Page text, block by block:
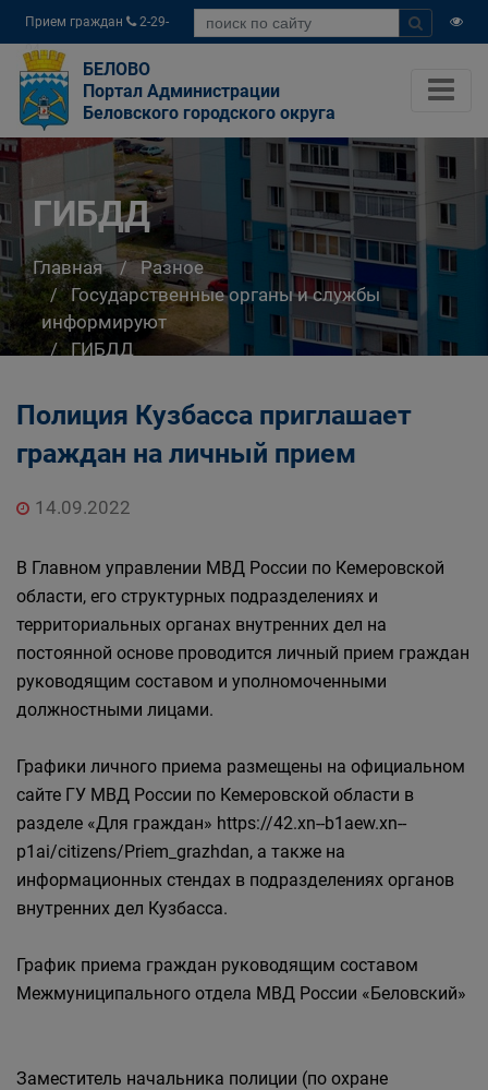
Прием граждан
2-29-
04
БЕЛОВО
Портал Администрации
Беловского городского округа
ГИБДД
Главная
Разное
Государственные органы и службы
информируют
ГИБДД
Полиция Кузбасса приглашает
граждан на личный прием
14.09.2022
В Главном управлении МВД России по Кемеровской
области, его структурных подразделениях и
территориальных органах внутренних дел на
постоянной основе проводится личный прием граждан
руководящим составом и уполномоченными
должностными лицами.
Графики личного приема размещены на официальном
сайте ГУ МВД России по Кемеровской области в
разделе «Для граждан» https://42.xn--b1aew.xn--
p1ai/citizens/Priem_grazhdan, а также на
информационных стендах в подразделениях органов
внутренних дел Кузбасса.
График приема граждан руководящим составом
Межмуниципального отдела МВД России «Беловский»
Заместитель начальника полиции (по охране